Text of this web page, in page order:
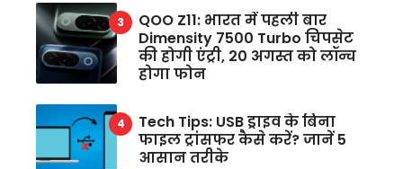
QOO Z11: भारत में पहली बार
Dimensity 7500 Turbo चिपसेट
की होगी एंट्री, 20 अगस्त को लॉन्च
होगा फोन
Tech Tips: USB ड्राइव के बिना
फाइल ट्रांसफर कैसे करें? जानें 5
आसान तरीके